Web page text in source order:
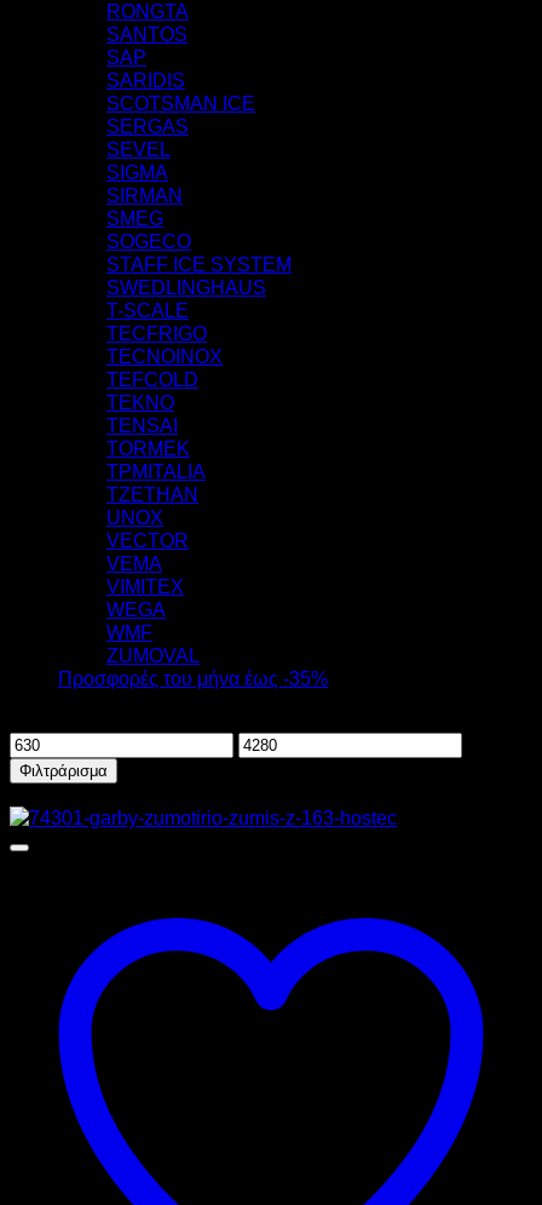
RONGTA
SANTOS
SAP
SARIDIS
SCOTSMAN ICE
SERGAS
SEVEL
SIGMA
SIRMAN
SMEG
SOGECO
STAFF ICE SYSTEM
SWEDLINGHAUS
T-SCALE
TECFRIGO
TECNOINOX
TEFCOLD
TEKNO
TENSAI
TORMEK
TPMITALIA
TZETHAN
UNOX
VECTOR
VEMA
VIMITEX
WEGA
WMF
ZUMOVAL
Προσφορές του μήνα έως -35%
Ελάχιστη
τιμή
Μέγιστη
Φιλτράρισμα